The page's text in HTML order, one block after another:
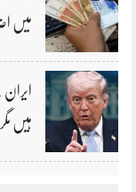
میں
ایران
ہیں